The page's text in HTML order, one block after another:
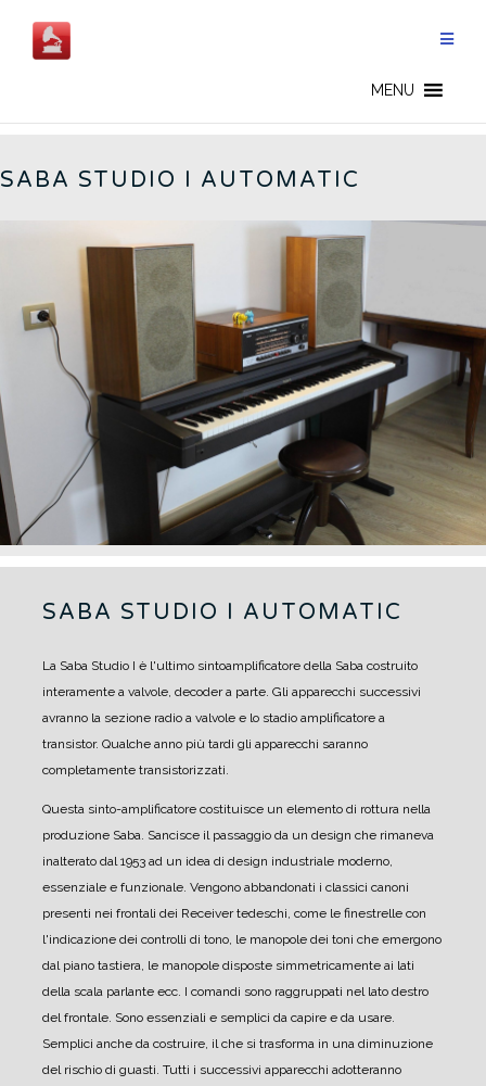
contenuto
MENU
SABA STUDIO I AUTOMATIC
SABA STUDIO I AUTOMATIC
La Saba Studio I è l'ultimo sintoamplificatore della Saba costruito
interamente a valvole, decoder a parte. Gli apparecchi successivi
avranno la sezione radio a valvole e lo stadio amplificatore a
transistor. Qualche anno più tardi gli apparecchi saranno
completamente transistorizzati.
Questa sinto-amplificatore costituisce un elemento di rottura nella
produzione Saba. Sancisce il passaggio da un design che rimaneva
inalterato dal 1953 ad un idea di design industriale moderno,
essenziale e funzionale. Vengono abbandonati i classici canoni
presenti nei frontali dei Receiver tedeschi, come le finestrelle con
l'indicazione dei controlli di tono, le manopole dei toni che emergono
dal piano tastiera, le manopole disposte simmetricamente ai lati
della scala parlante ecc. I comandi sono raggruppati nel lato destro
del frontale. Sono essenziali e semplici da capire e da usare.
Semplici anche da costruire, il che si trasforma in una diminuzione
del rischio di guasti. Tutti i successivi apparecchi adotteranno